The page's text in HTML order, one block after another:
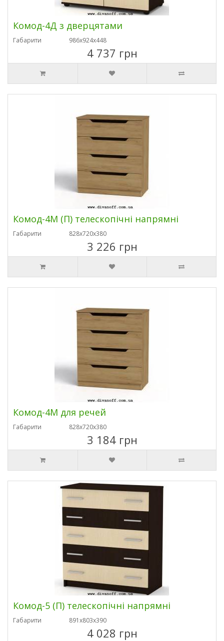
Комод-4Д з дверцятами
Габарити 986х924х448
4 737 грн
Комод-4М (П) телескопічні напрямні
Габарити 828х720х380
3 226 грн
Комод-4М для речей
Габарити 828х720х380
3 184 грн
Комод-5 (П) телескопічні напрямні
Габарити 891х803х390
4 028 грн